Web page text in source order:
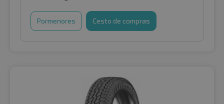
Pormenores Cesto de compras